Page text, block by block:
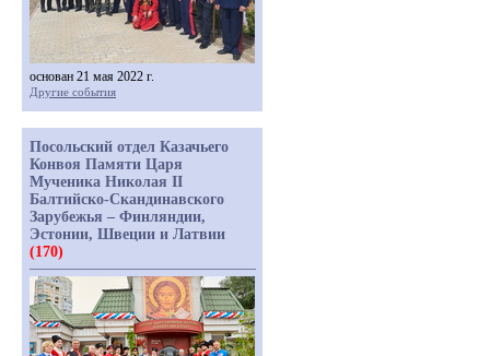
основан 21 мая 2022 г.
Другие события
Посольский отдел Казачьего
Конвоя Памяти Царя
Мученика Николая II
Балтийско-Скандинавского
Зарубежья – Финляндии,
Эстонии, Швеции и Латвии
(170)